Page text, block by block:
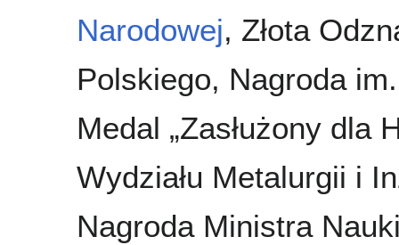
Narodowej, Złota
Polskiego, Nagroda
Medal „Zasłużony dla
Wydziału Metalurgii i
Nagroda Ministra